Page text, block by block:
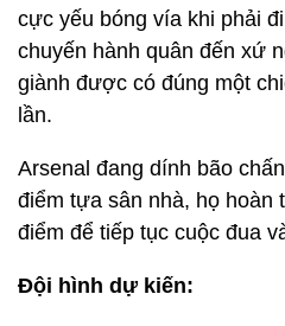
cực yếu bóng vía khi phải
chuyến hành quân đến xứ
giành được có đúng một
lần.
Arsenal đang dính bão
điểm tựa sân nhà, họ hoàn
điểm để tiếp tục cuộc đua
Đội hình dự kiến: